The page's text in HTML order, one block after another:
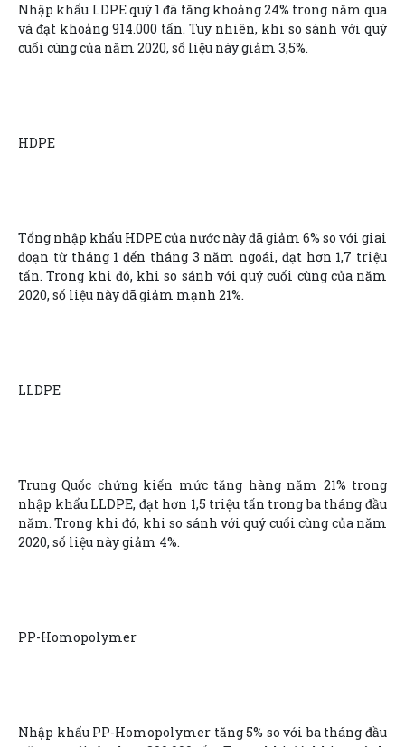
Nhập khẩu LDPE quý 1 đã tăng khoảng 24% trong năm qua
và đạt khoảng 914.000 tấn. Tuy nhiên, khi so sánh với quý
cuối cùng của năm 2020, số liệu này giảm 3,5%.
HDPE
Tổng nhập khẩu HDPE của nước này đã giảm 6% so với giai
đoạn từ tháng 1 đến tháng 3 năm ngoái, đạt hơn 1,7 triệu
tấn. Trong khi đó, khi so sánh với quý cuối cùng của năm
2020, số liệu này đã giảm mạnh 21%.
LLDPE
Trung Quốc chứng kiến mức tăng hàng năm 21% trong
nhập khẩu LLDPE, đạt hơn 1,5 triệu tấn trong ba tháng đầu
năm. Trong khi đó, khi so sánh với quý cuối cùng của năm
2020, số liệu này giảm 4%.
PP-Homopolymer
Nhập khẩu PP-Homopolymer tăng 5% so với ba tháng đầu